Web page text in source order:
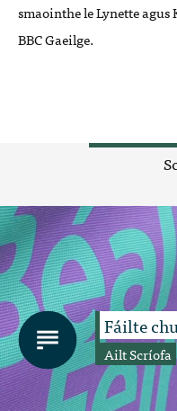
smaointhe le Lynette
BBC Gaeilge.
Fáilte
Ailt Scríofa